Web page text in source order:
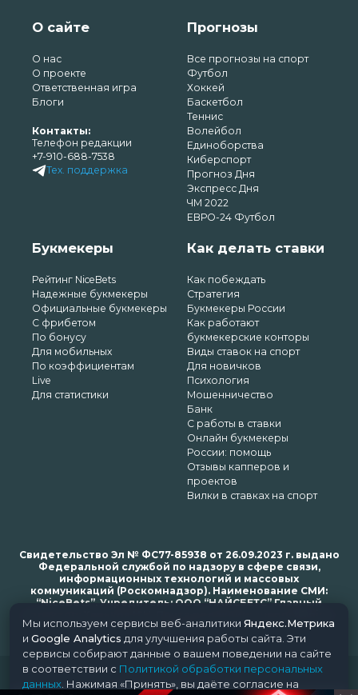
О сайте
О нас
О проекте
Ответственная игра
Блоги
Контакты:
Телефон редакции
+7-910-688-7538
Тех. поддержка
Прогнозы
Все прогнозы на спорт
Футбол
Хоккей
Баскетбол
Теннис
Волейбол
Единоборства
Киберспорт
Прогноз Дня
Экспресс Дня
ЧМ 2022
ЕВРО-24 Футбол
Букмекеры
Рейтинг NiceBets
Надежные букмекеры
Официальные букмекеры
С фрибетом
По бонусу
Для мобильных
По коэффициентам
Live
Для статистики
Как делать ставки
Как побеждать
Стратегия
Букмекеры России
Как работают
букмекерские конторы
Виды ставок на спорт
Для новичков
Психология
Мошенничество
Банк
С работы в ставки
Онлайн букмекеры
России: помощь
Отзывы капперов и
проектов
Вилки в ставках на спорт
Свидетельство Эл № ФС77-85938 от 26.09.2023 г. выдано
Федеральной службой по надзору в сфере связи,
информационных технологий и массовых
коммуникаций (Роскомнадзор). Наименование СМИ:
“NiceBets”. Учредитель: ООО “НАЙСБЕТС” Главный
bets.ru
© 2018-2024 NiceBets. 18+
Мы используем сервисы веб-аналитики Яндекс.Метрика
и Google Analytics для улучшения работы сайта. Эти
сервисы собирают данные о вашем поведении на сайте
в соответствии с Политикой обработки персональных
данных . Нажимая «Принять», вы даёте согласие на